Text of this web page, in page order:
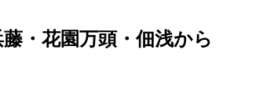
・花園万頭・佃浅から